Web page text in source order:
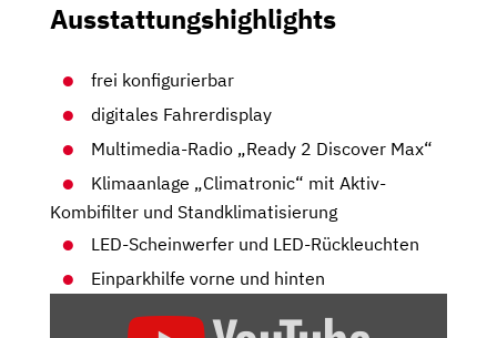
Ausstattungshighlights
frei konfigurierbar
digitales Fahrerdisplay
Multimedia-Radio „Ready 2 Discover Max“
Klimaanlage „Climatronic“ mit Aktiv-
Kombifilter und Standklimatisierung
LED-Scheinwerfer und LED-Rückleuchten
Einparkhilfe vorne und hinten